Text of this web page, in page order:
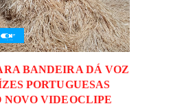
BANDEIRA DÁ VOZ
PORTUGUESAS
NOVO VIDEOCLIPE